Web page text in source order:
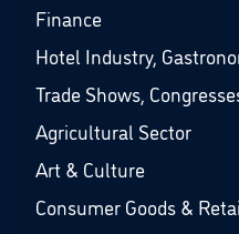
Finance
Hotel Industry,
Trade Shows,
Agricultural Sector
Art & Culture
Consumer Goods &